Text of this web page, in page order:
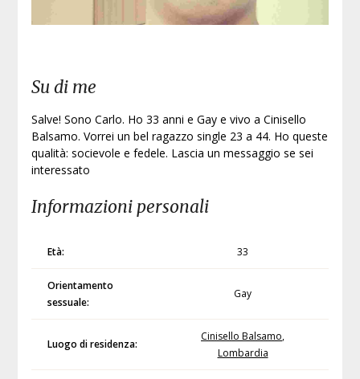
Su di me
Salve! Sono Carlo. Ho 33 anni e Gay e vivo a Cinisello
Balsamo. Vorrei un bel ragazzo single 23 a 44. Ho queste
qualità: socievole e fedele. Lascia un messaggio se sei
interessato
Informazioni personali
Età: 33
Orientamento
sessuale:
Gay
Luogo di residenza:
Cinisello Balsamo,
Lombardia